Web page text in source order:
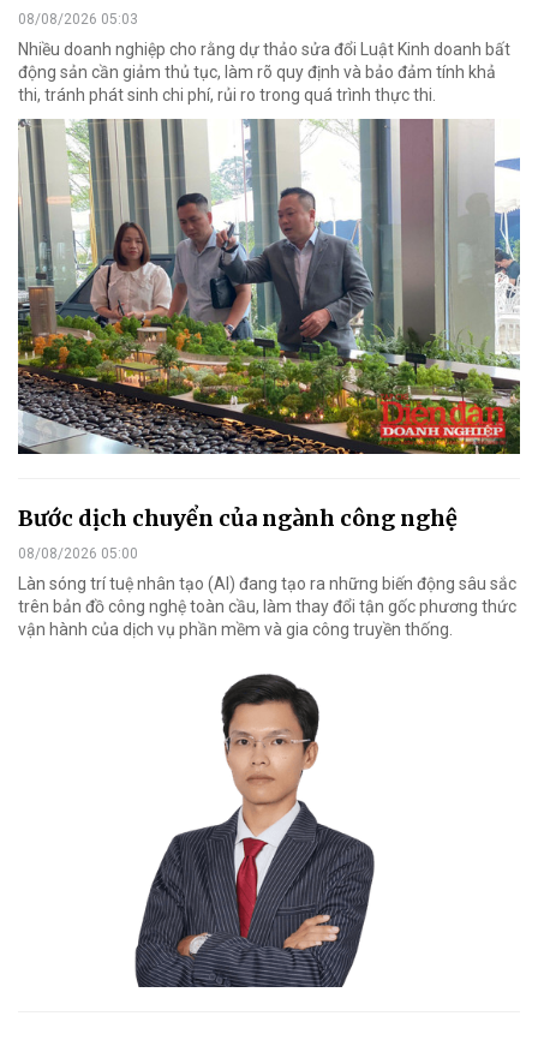
08/08/2026 05:03
Nhiều doanh nghiệp cho rằng dự thảo sửa đổi Luật Kinh doanh bất
động sản cần giảm thủ tục, làm rõ quy định và bảo đảm tính khả
thi, tránh phát sinh chi phí, rủi ro trong quá trình thực thi.
Bước dịch chuyển của ngành công nghệ
08/08/2026 05:00
Làn sóng trí tuệ nhân tạo (AI) đang tạo ra những biến động sâu sắc
trên bản đồ công nghệ toàn cầu, làm thay đổi tận gốc phương thức
vận hành của dịch vụ phần mềm và gia công truyền thống.